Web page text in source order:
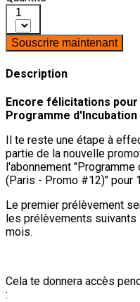
1
Souscrire maintenant
Description
Encore félicitations
Programme
Il te reste une étape à
partie de la nouvelle
l'abonnement
(Paris - Promo #12)" pour
Le premier prélèvement
les prélèvements suivants
mois.
Cela te donnera accès
: